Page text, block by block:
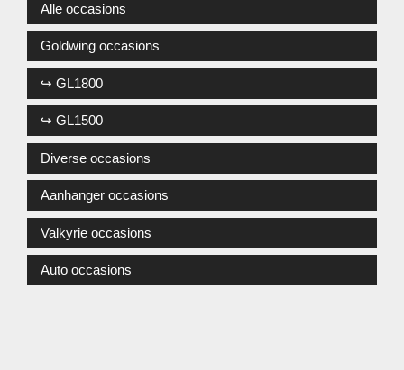
Alle occasions
Goldwing occasions
↪ GL1800
↪ GL1500
Diverse occasions
Aanhanger occasions
Valkyrie occasions
Auto occasions